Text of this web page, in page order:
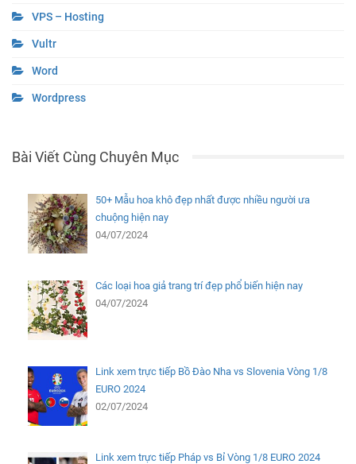
VPS – Hosting
Vultr
Word
Wordpress
Bài Viết Cùng Chuyên Mục
50+ Mẫu hoa khô đẹp nhất được nhiều người ưa
chuộng hiện nay
04/07/2024
Các loại hoa giả trang trí đẹp phổ biến hiện nay
04/07/2024
Link xem trực tiếp Bồ Đào Nha vs Slovenia Vòng 1/8
EURO 2024
02/07/2024
Link xem trực tiếp Pháp vs Bỉ Vòng 1/8 EURO 2024